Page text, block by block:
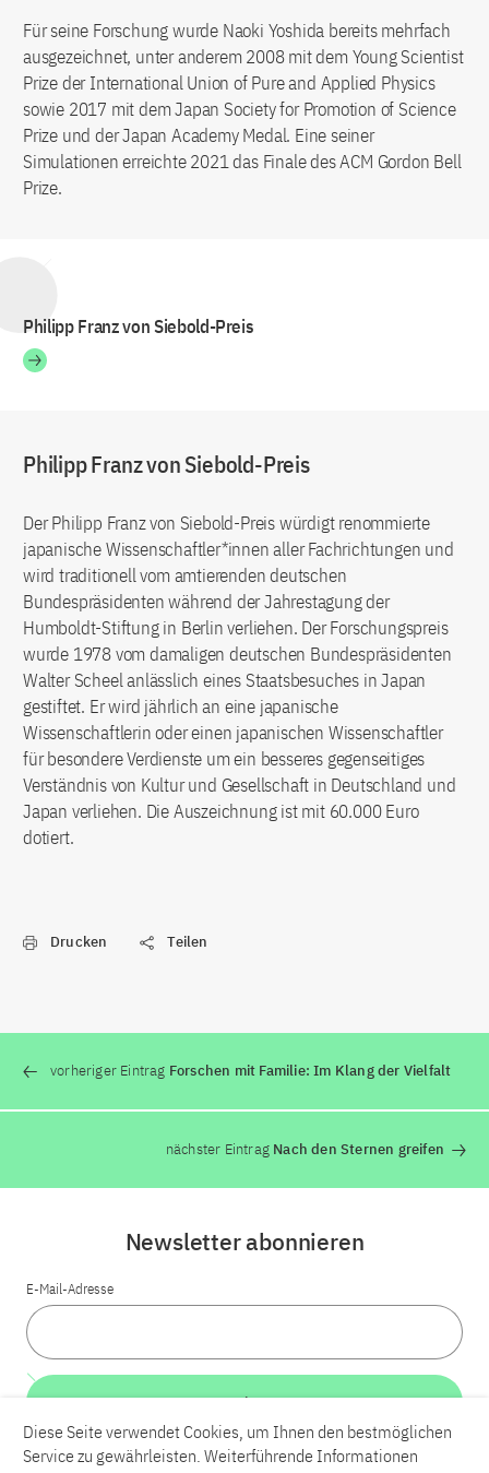
Für seine Forschung wurde Naoki Yoshida bereits mehrfach
ausgezeichnet, unter anderem 2008 mit dem Young Scientist
Prize der International Union of Pure and Applied Physics
sowie 2017 mit dem Japan Society for Promotion of Science
Prize und der Japan Academy Medal. Eine seiner
Simulationen erreichte 2021 das Finale des ACM Gordon Bell
Prize.
Philipp Franz von Siebold-Preis
Philipp Franz von Siebold-Preis
Der Philipp Franz von Siebold-Preis würdigt renommierte
japanische Wissenschaftler*innen aller Fachrichtungen und
wird traditionell vom amtierenden deutschen
Bundespräsidenten während der Jahrestagung der
Humboldt-Stiftung in Berlin verliehen. Der Forschungspreis
wurde 1978 vom damaligen deutschen Bundespräsidenten
Walter Scheel anlässlich eines Staatsbesuches in Japan
gestiftet. Er wird jährlich an eine japanische
Wissenschaftlerin oder einen japanischen Wissenschaftler
für besondere Verdienste um ein besseres gegenseitiges
Verständnis von Kultur und Gesellschaft in Deutschland und
Japan verliehen. Die Auszeichnung ist mit 60.000 Euro
dotiert.
Drucken Teilen
vorheriger Eintrag Forschen mit Familie: Im Klang der Vielfalt
nächster Eintrag Nach den Sternen greifen
Newsletter abonnieren
E-Mail-Adresse
Weiter
Diese Seite verwendet Cookies, um Ihnen den bestmöglichen
Service zu gewährleisten. Weiterführende Informationen